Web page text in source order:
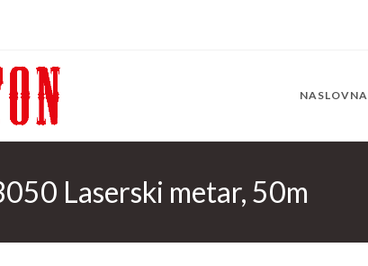
NASLOVNA
Laserski metar, 50m